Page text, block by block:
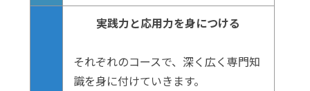
実践力と応用力を身につける
それぞれのコースで、深く広く専門知
識を身に付けていきます。